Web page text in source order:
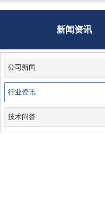
新闻资讯
公司新闻
行业资讯
技术问答